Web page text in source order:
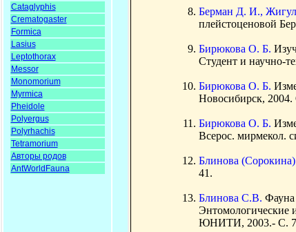
Cataglyphis
Crematogaster
Formica
Lasius
Leptothorax
Messor
Monomorium
Myrmica
Pheidole
Polyergus
Polyrhachis
Tetramorium
Авторы родов
AntWorldFauna
Берман Д. И.,
плейстоценовой
Бирюкова О. Б.
Студент и научно-
Бирюкова О. Б.
Новосибирск, 2004.
Бирюкова О. Б.
Всерос. мирмекол.
Блинова
41.
Блинова С.В. Фауна
Энтомологические
ЮНИТИ, 2003.- С.